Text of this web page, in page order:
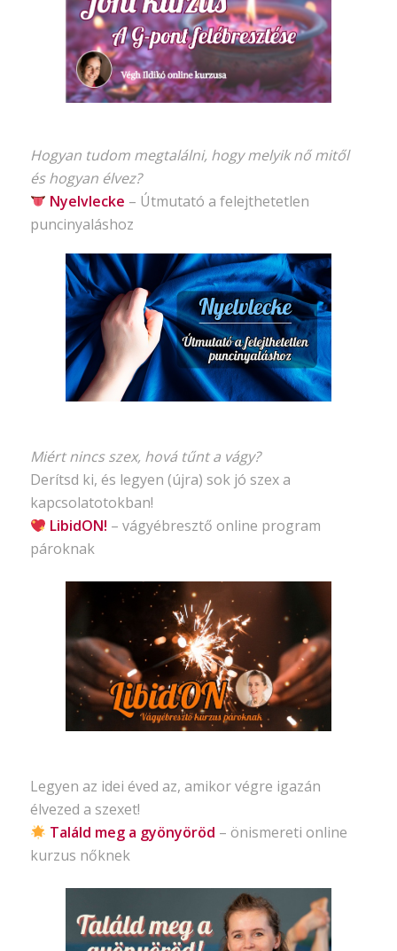
Hogyan tudom megtalálni, hogy melyik nő mitől
és hogyan élvez?
Nyelvlecke – Útmutató a felejthetetlen
puncinyaláshoz
Miért nincs szex, hová tűnt a vágy?
Derítsd ki, és legyen (újra) sok jó szex a
kapcsolatotokban!
LibidON! – vágyébresztő online program
pároknak
Legyen az idei éved az, amikor végre igazán
élvezed a szexet!
Találd meg a gyönyöröd – önismereti online
kurzus nőknek